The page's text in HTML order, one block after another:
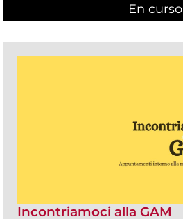
En curso
Incontriamoci alla GAM